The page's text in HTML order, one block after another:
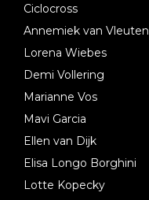
Ciclocross
Annemiek van Vleuten
Lorena Wiebes
Demi Vollering
Marianne Vos
Mavi Garcia
Ellen van Dijk
Elisa Longo Borghini
Lotte Kopecky